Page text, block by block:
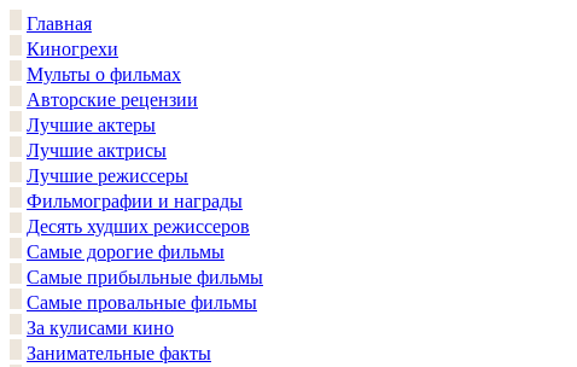
Главная
Киногрехи
Мульты о фильмах
Авторские рецензии
Лучшие актеры
Лучшие актрисы
Лучшие режиссеры
Фильмографии и награды
Десять худших режиссеров
Самые дорогие фильмы
Самые прибыльные фильмы
Самые провальные фильмы
За кулисами кино
Занимательные факты